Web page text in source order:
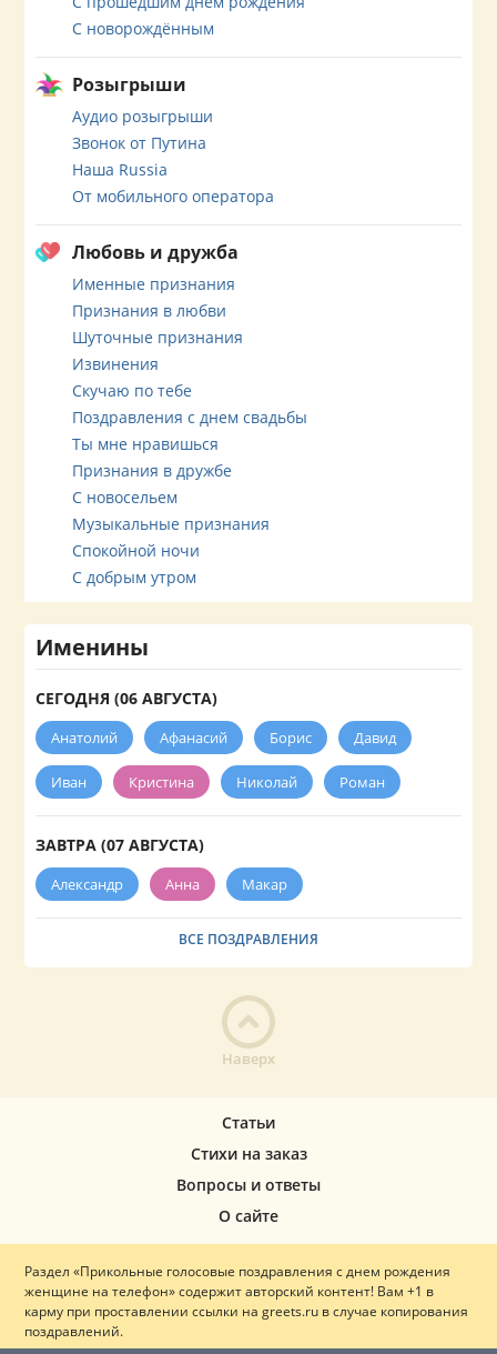
С новорождённым
Розыгрыши
Аудио розыгрыши
Звонок от Путина
Наша Russia
От мобильного оператора
Любовь и дружба
Именные признания
Признания в любви
Шуточные признания
Извинения
Скучаю по тебе
Поздравления с днем свадьбы
Ты мне нравишься
Признания в дружбе
С новосельем
Музыкальные признания
Спокойной ночи
С добрым утром
Именины
СЕГОДНЯ (06 АВГУСТА)
Анатолий Афанасий Борис Давид
Иван Кристина Николай Роман
ЗАВТРА (07 АВГУСТА)
Александр Анна Макар
ВСЕ ПОЗДРАВЛЕНИЯ
Наверх
Статьи
Стихи на заказ
Вопросы и ответы
О сайте
Раздел «Прикольные голосовые поздравления с днем рождения
женщине на телефон» содержит авторский контент! Вам +1 в
карму при проставлении ссылки на greets.ru в случае копирования
поздравлений.